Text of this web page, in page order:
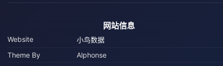
网站信息
Website
小鸟数据
Theme By
Alphonse